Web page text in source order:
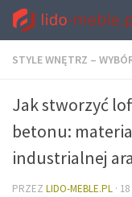
STYLE WNĘTRZ –
Jak stworzyć
betonu:
industrialnej
PRZEZ LIDO-MEBLE.PL ·